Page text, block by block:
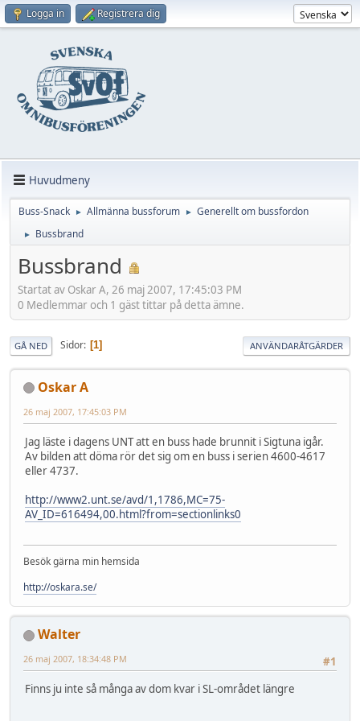
Logga in Registrera dig
Huvudmeny
Buss-Snack ► Allmänna bussforum ► Generellt om bussfordon
► Bussbrand
Bussbrand
Startat av Oskar A, 26 maj 2007, 17:45:03 PM
0 Medlemmar och 1 gäst tittar på detta ämne.
GÅ NED Sidor 1 ANVÄNDARÅTGÄRDER
Oskar A
26 maj 2007, 17:45:03 PM
Jag läste i dagens UNT att en buss hade brunnit i Sigtuna igår.
Av bilden att döma rör det sig om en buss i serien 4600-4617
eller 4737.
http://www2.unt.se/avd/1,1786,MC=75-
AV_ID=616494,00.html?from=sectionlinks0
Besök gärna min hemsida
http://oskara.se/
Walter
#1
26 maj 2007, 18:34:48 PM
Finns ju inte så många av dom kvar i SL-området längre